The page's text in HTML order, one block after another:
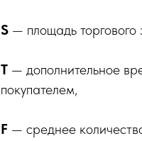
S — площадь торгового
T — дополнительное
покупателем,
F — среднее